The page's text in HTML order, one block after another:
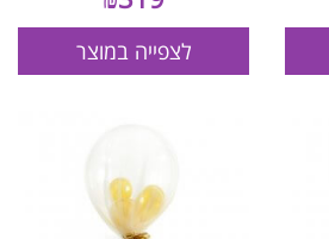
לצפייה במוצר